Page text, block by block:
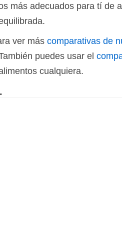
más adecuados para tí de
ver más comparativas de
puedes usar el
cualquiera.